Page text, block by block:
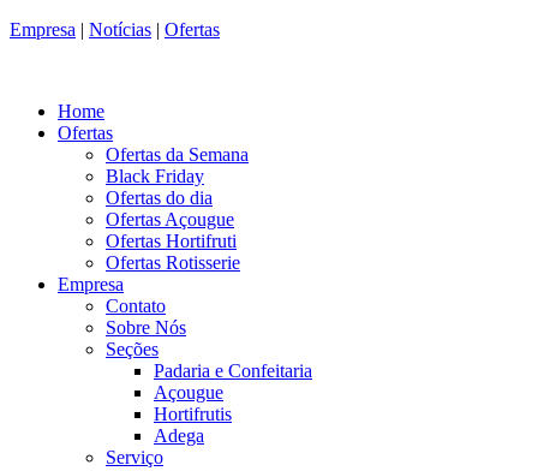
Empresa | Notícias | Ofertas
Home
Ofertas
Ofertas da Semana
Black Friday
Ofertas do dia
Ofertas Açougue
Ofertas Hortifruti
Ofertas Rotisserie
Empresa
Contato
Sobre Nós
Seções
Padaria e Confeitaria
Açougue
Hortifrutis
Adega
Serviço